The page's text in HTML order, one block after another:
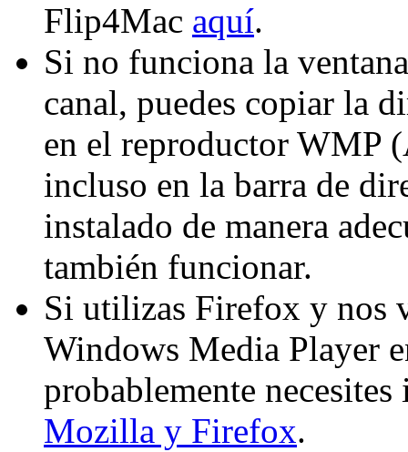
Flip4Mac aquí.
Si no funciona la
canal, puedes copiar la
en el reproductor WMP
incluso en la barra de
instalado de manera
también funcionar.
Si utilizas Firefox y nos
Windows Media Player
probablemente
Mozilla y Firefox.